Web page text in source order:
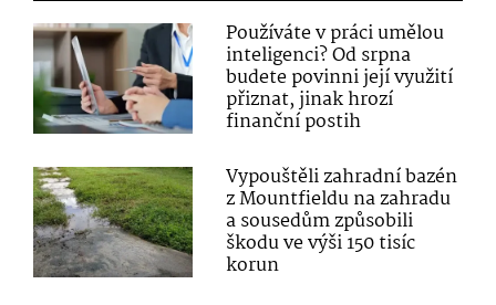
Používáte v práci umělou
inteligenci? Od srpna
budete povinni její využití
přiznat, jinak hrozí
finanční postih
Vypouštěli zahradní bazén
z Mountfieldu na zahradu
a sousedům způsobili
škodu ve výši 150 tisíc
korun